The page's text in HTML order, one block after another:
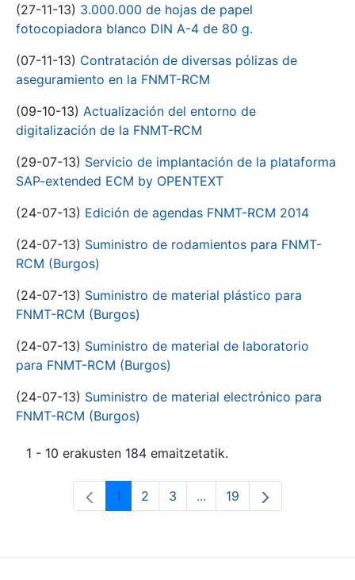
(27-11-13) 3.000.000 de hojas de papel
fotocopiadora blanco DIN A-4 de 80 g.
(07-11-13) Contratación de diversas pólizas de
aseguramiento en la FNMT-RCM
(09-10-13) Actualización del entorno de
digitalización de la FNMT-RCM
(29-07-13) Servicio de implantación de la plataforma
SAP-extended ECM by OPENTEXT
(24-07-13) Edición de agendas FNMT-RCM 2014
(24-07-13) Suministro de rodamientos para FNMT-
RCM (Burgos)
(24-07-13) Suministro de material plástico para
FNMT-RCM (Burgos)
(24-07-13) Suministro de material de laboratorio
para FNMT-RCM (Burgos)
(24-07-13) Suministro de material electrónico para
FNMT-RCM (Burgos)
1 - 10 erakusten 184 emaitzetatik.
Orrialdea
1 Orrialdea
2 Orrialdea
3 ...Intermediate Pages Use
Orrialdea
19